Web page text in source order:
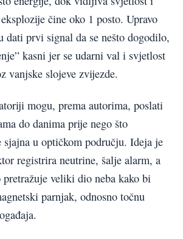
čine oko 1 posto. Upravo
dati prvi signal da se nešto dogodilo,
kasni jer se udarni val i svjetlost
vanjske slojeve zvijezde.
mogu, prema autorima, poslati
do danima prije nego što
sjajna u optičkom području. Ideja je
registrira neutrine, šalje alarm, a
veliki dio neba kako bi
parnjak, odnosno točnu